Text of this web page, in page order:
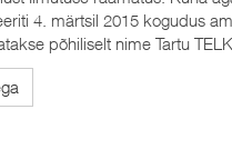
4. märtsil 2015 kogudus
põhiliselt nime Tartu